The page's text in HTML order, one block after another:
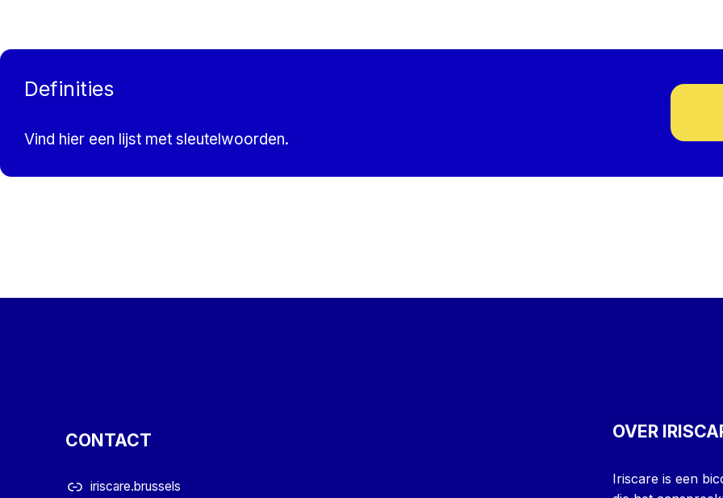
Definities
Vind hier een lijst met sleutelwoorden.
Skip back to main navigation
CONTACT
iriscare.brussels
OVER
Iriscare is een